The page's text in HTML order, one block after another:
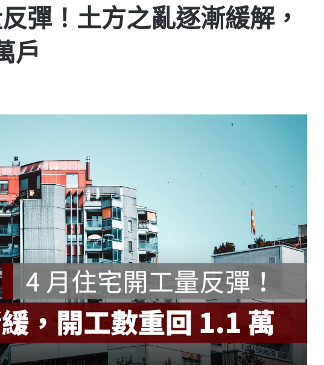
彈！土方之亂逐漸緩解，
戶